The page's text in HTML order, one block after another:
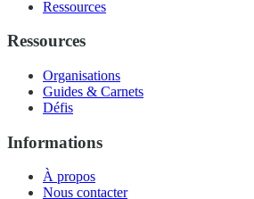
Ressources
Ressources
Organisations
Guides & Carnets
Défis
Informations
À propos
Nous contacter